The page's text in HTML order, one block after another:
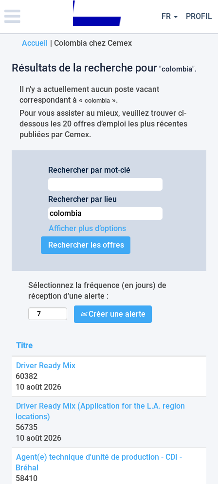
note:
This
website
includes
accessibility
system.
FR PROFIL
Accueil | Colombia chez Cemex(page
Résultats de la recherche pour "colombia".
Il n’y a actuellement aucun poste vacant
correspondant à « colombia ».
Pour vous assister au mieux, veuillez trouver ci-
dessous les 20 offres d’emploi les plus récentes
publiées par Cemex.
Rechercher par mot-clé
Rechercher par lieu
Afficher plus d’options
Sélectionnez la fréquence (en jours) de
réception d’une alerte :
Créer une alerte
Titre
Driver Ready Mix
60382
10 août 2026
Driver Ready Mix (Application for the L.A. region
locations)
56735
10 août 2026
Agent(e) technique d'unité de production - CDI -
Bréhal
58410